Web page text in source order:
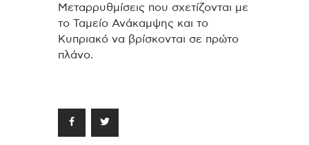
Μεταρρυθμίσεις που σχετίζονται με
το Ταμείο Ανάκαμψης και το
Κυπριακό να βρίσκονται σε πρώτο
πλάνο.